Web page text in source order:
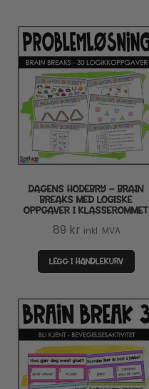
DAGENS HODEBRY – BRAIN
BREAKS MED LOGISKE
OPPGAVER I KLASSEROMMET
89 kr inkl. MVA
LEGG I HANDLEKURV